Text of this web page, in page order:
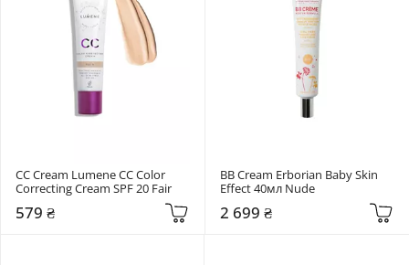
СС Cream Lumene CC Color
Correcting Cream SPF 20 Fair
579 ₴
BB Cream Erborian Baby Skin
Effect 40мл Nude
2 699 ₴